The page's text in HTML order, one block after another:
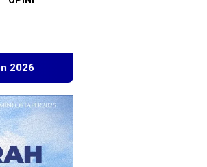
Hukum BT Minta Dakwaan Korupsi